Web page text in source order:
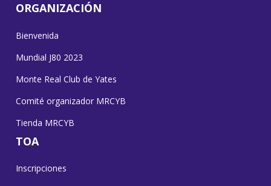
ORGANIZACIÓN
Bienvenida
Mundial J80 2023
Monte Real Club de Yates
Comité organizador MRCYB
Tienda MRCYB
TOA
Inscripciones